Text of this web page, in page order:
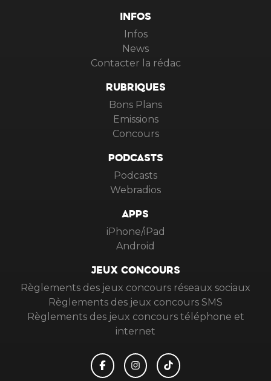
INFOS
Infos
News
Contacter la rédac
RUBRIQUES
Bons Plans
Emissions
Concours
PODCASTS
Podcasts
Webradios
APPS
iPhone/iPad
Android
JEUX CONCOURS
Règlements des jeux concours réseaux sociaux
Règlements des jeux concours SMS
Règlements des jeux concours téléphone et
internet